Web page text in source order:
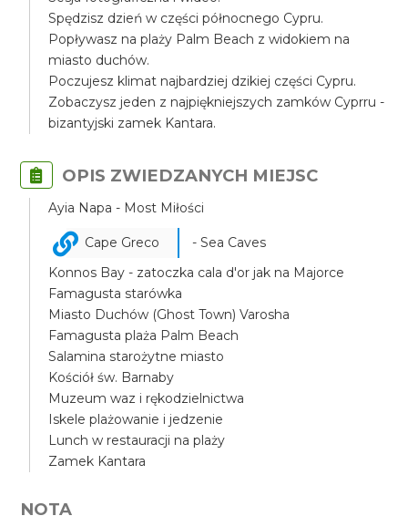
Spędzisz dzień w części północnego Cypru.
Popływasz na plaży Palm Beach z widokiem na
miasto duchów.
Poczujesz klimat najbardziej dzikiej części Cypru.
Zobaczysz jeden z najpiękniejszych zamków Cyprru -
bizantyjski zamek Kantara.
OPIS ZWIEDZANYCH MIEJSC
Ayia Napa - Most Miłości
Cape Greco
- Sea Caves
Konnos Bay - zatoczka cala d'or jak na Majorce
Famagusta starówka
Miasto Duchów (Ghost Town) Varosha
Famagusta plaża Palm Beach
Salamina starożytne miasto
Kościół św. Barnaby
Muzeum waz i rękodzielnictwa
Iskele plażowanie i jedzenie
Lunch w restauracji na plaży
Zamek Kantara
NOTA